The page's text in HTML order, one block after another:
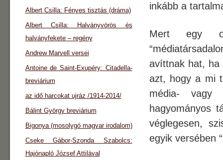
inkább a
Mert egy
avíttnak hat, ha
azt, hogy a mi
média- vagy
hagyományos
véglegesen,
egyik versében
Albert Csilla: Fényes tisztás (dráma)
Albert Csilla: Halványvörös és
halványfekete – regény
Andrew Marvell versei
Antoine de Saint-Exupéry: Citadella-
breviárium
az idő harcokat ujráz /1914-2014/
Bálint György breviárium
Bigonya (mosolygó magyar irodalom)
Cseke Gábor-Szonda Szabolcs:
Hajónapló József Attilával